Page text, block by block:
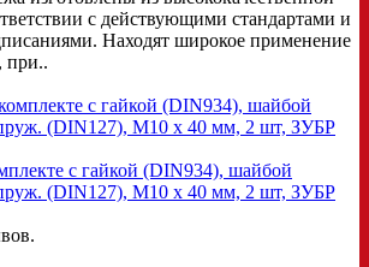
с действующими стандартами и
Находят широкое применение
при..
с гайкой (DIN934), шайбой
(DIN127), M10 x 40 мм, 2 шт, ЗУБР